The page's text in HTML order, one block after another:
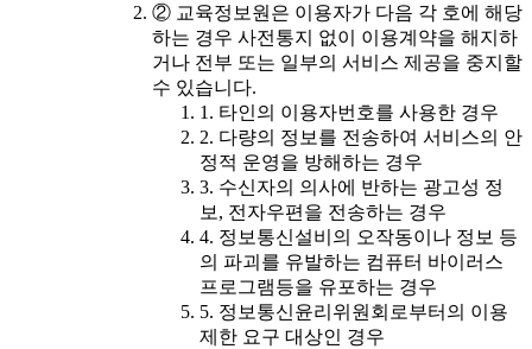
② 교육정보원은 이용자가 다음 각 호에 해당
하는 경우 사전통지 없이 이용계약을 해지하
거나 전부 또는 일부의 서비스 제공을 중지할
수 있습니다.
1. 타인의 이용자번호를 사용한 경우
2. 다량의 정보를 전송하여 서비스의 안
정적 운영을 방해하는 경우
3. 수신자의 의사에 반하는 광고성 정
보, 전자우편을 전송하는 경우
4. 정보통신설비의 오작동이나 정보 등
의 파괴를 유발하는 컴퓨터 바이러스
프로그램등을 유포하는 경우
5. 정보통신윤리위원회로부터의 이용
제한 요구 대상인 경우